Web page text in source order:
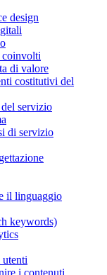
design
coinvolti
di valore
costitutivi del
servizio
di servizio
il linguaggio
keywords)
i contenuti